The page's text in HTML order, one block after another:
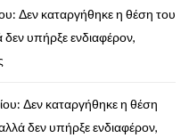
Δεν καταργήθηκε η θέση του
υπήρξε ενδιαφέρον,
Δεν καταργήθηκε η θέση
δεν υπήρξε ενδιαφέρον,